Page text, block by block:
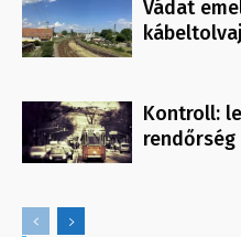
Vádat
Kontroll:
rendőrség